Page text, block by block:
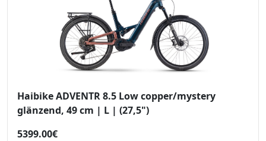
Haibike ADVENTR 8.5 Low copper/mystery
glänzend, 49 cm | L | (27,5")
5399.00€